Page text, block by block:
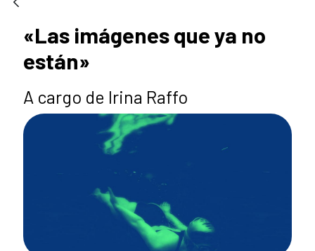
«Las imágenes que ya no
están»
A cargo de Irina Raffo